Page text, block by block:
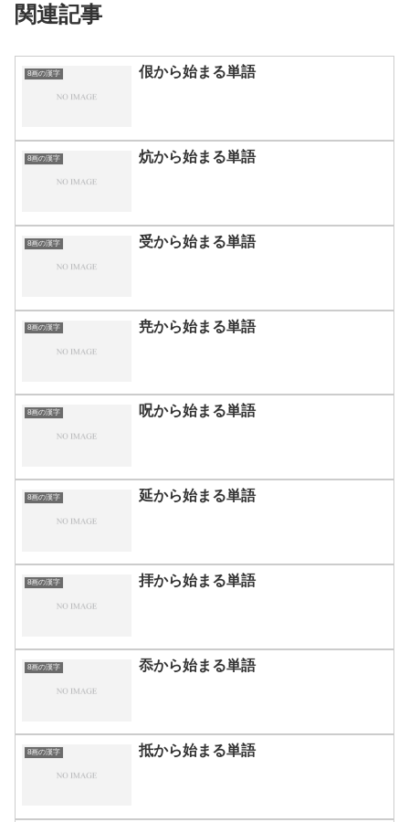
関連記事
8画の漢字 佷から始まる単語
8画の漢字 炕から始まる単語
8画の漢字 受から始まる単語
8画の漢字 尭から始まる単語
8画の漢字 呪から始まる単語
8画の漢字 延から始まる単語
8画の漢字 拝から始まる単語
8画の漢字 忝から始まる単語
8画の漢字 抵から始まる単語